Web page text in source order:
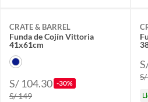
CRATE & BARREL
Funda de Cojín Vittoria
41x61cm
S/ 104.30 -30%
S/ 149